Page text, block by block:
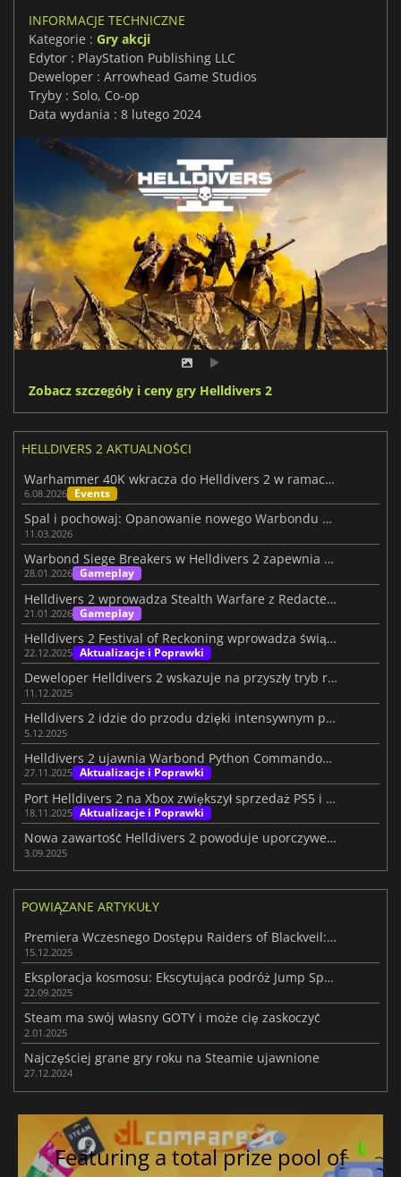
INFORMACJE TECHNICZNE
Kategorie : Gry akcji
Edytor : PlayStation Publishing LLC
Deweloper : Arrowhead Game Studios
Tryby : Solo, Co-op
Data wydania : 8 lutego 2024
Zobacz szczegóły i ceny gry Helldivers 2
HELLDIVERS 2 AKTUALNOŚCI
Warhammer 40K wkracza do Helldivers 2 w ramach epickiej nowej współpracy
6.08.2026 Events
Spal i pochowaj: Opanowanie nowego Warbondu Helldivers 2
11.03.2026
Warbond Siege Breakers w Helldivers 2 zapewnia brutalną siłę ognia
28.01.2026 Gameplay
Helldivers 2 wprowadza Stealth Warfare z Redacted Regiment
21.01.2026 Gameplay
Helldivers 2 Festival of Reckoning wprowadza świąteczny chaos
22.12.2025 Aktualizacje i Poprawki
Deweloper Helldivers 2 wskazuje na przyszły tryb roguelite
11.12.2025
Helldivers 2 idzie do przodu dzięki intensywnym pracom optymalizacyjnym
5.12.2025
Helldivers 2 ujawnia Warbond Python Commandos na grudzień 2025
27.11.2025 Aktualizacje i Poprawki
Port Helldivers 2 na Xbox zwiększył sprzedaż PS5 i PC, potwierdza Sony
18.11.2025 Aktualizacje i Poprawki
Nowa zawartość Helldivers 2 powoduje uporczywe problemy z wydajnością
3.09.2025
POWIĄZANE ARTYKUŁY
Premiera Wczesnego Dostępu Raiders of Blackveil: MOBA spotyka Roguelite
15.12.2025
Eksploracja kosmosu: Ekscytująca podróż Jump Space w trybie kooperacji
22.09.2025
Steam ma swój własny GOTY i może cię zaskoczyć
2.01.2025
Najczęściej grane gry roku na Steamie ujawnione
27.12.2024
Featuring a total prize pool of